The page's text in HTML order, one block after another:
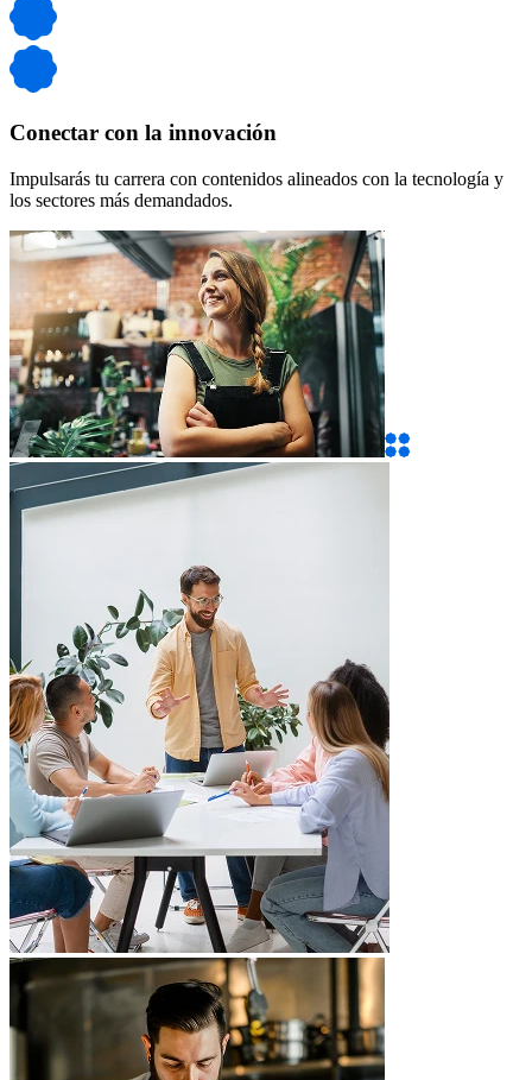
Conectar con la innovación
Impulsarás tu carrera con contenidos alineados con la tecnología y
los sectores más demandados.